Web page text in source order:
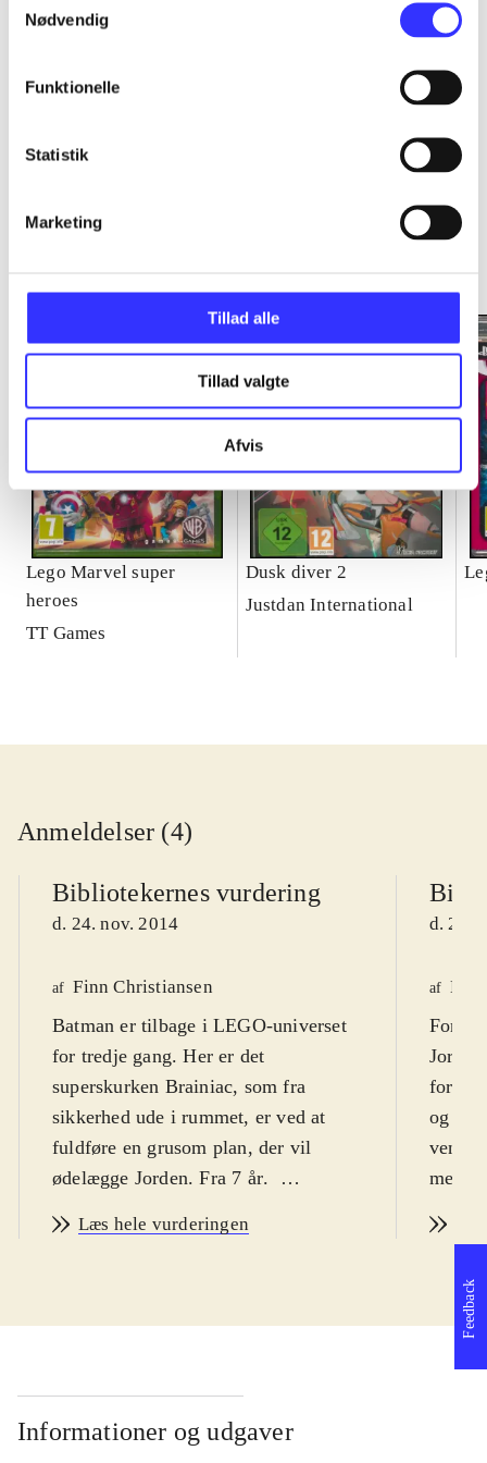
Nødvendig
Funktionelle
Statistik
Marketing
Tillad alle
Tillad valgte
Afvis
Minder om
Lego Marvel super
heroes
TT Games
Dusk diver 2
Justdan International
Anmeldelser (4)
Bibliotekernes vurdering
d. 24. nov. 2014
af Finn Christiansen
Batman er tilbage i LEGO-universet
for tredje gang. Her er det
superskurken Brainiac, som fra
sikkerhed ude i rummet, er ved at
fuldføre en grusom plan, der vil
ødelægge Jorden. Fra 7 år.
Traveller's tales, og det
person, hvor det gælder om at løse
og løse puzzles. Undervejs i historien
samler man figurer - der er over 150
kendte personer fra DC-universet
Læs hele vurderingen
d. 24.
af
For at
og slå
med
Informationer og udgaver
Feedback